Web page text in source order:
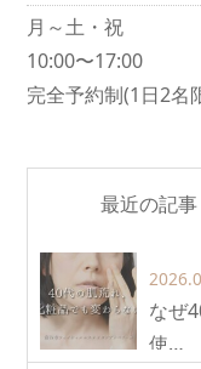
月～土・祝
10:00〜17:00
完全予約制(1日2名
最近の記事
なぜ
使…